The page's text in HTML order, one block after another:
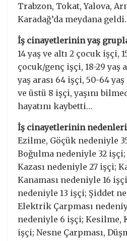
Trabzon, Tokat, Yalova,
Karadağ’da meydana
İş cinayetlerinin yaş
14 yaş ve altı 2 çocuk işçi,
çocuk/genç işçi, 18-29 yaş
yaş arası 64 işçi, 50-64 yaş
ve üstü 8 işçi, yaşını
hayatını kaybetti…
İş cinayetlerinin
Ezilme, Göçük nedeniyle
Boğulma nedeniyle 32
Kazası nedeniyle 27 işçi;
Kanaması nedeniyle 16
nedeniyle 13 işçi; Şiddet
Elektrik Çarpması
nedeniyle 6 işçi; Kesilme,
işçi; Nesne Çarpması,